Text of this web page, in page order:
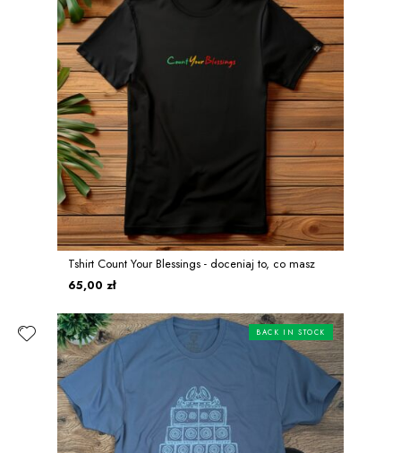
Tshirt Count Your Blessings - doceniaj to, co masz
65,00 zł
BACK IN STOCK